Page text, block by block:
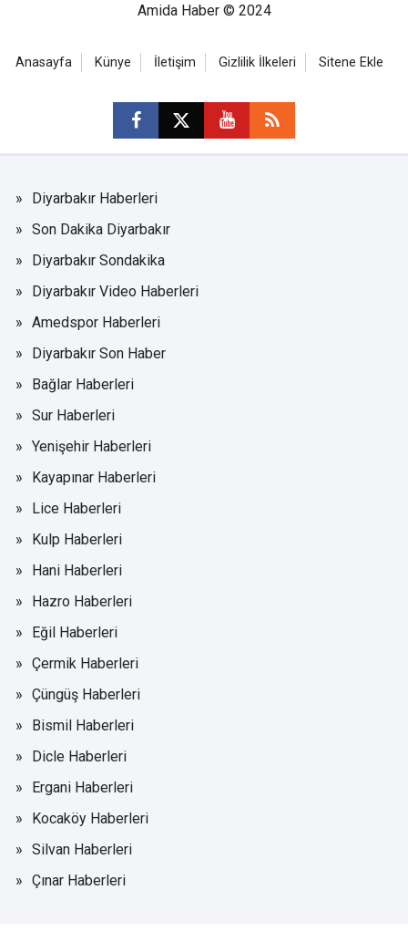
Amida Haber © 2024
Anasayfa Künye İletişim Gizlilik İlkeleri Sitene Ekle
Diyarbakır Haberleri
Son Dakika Diyarbakır
Diyarbakır Sondakika
Diyarbakır Video Haberleri
Amedspor Haberleri
Diyarbakır Son Haber
Bağlar Haberleri
Sur Haberleri
Yenişehir Haberleri
Kayapınar Haberleri
Lice Haberleri
Kulp Haberleri
Hani Haberleri
Hazro Haberleri
Eğil Haberleri
Çermik Haberleri
Çüngüş Haberleri
Bismil Haberleri
Dicle Haberleri
Ergani Haberleri
Kocaköy Haberleri
Silvan Haberleri
Çınar Haberleri